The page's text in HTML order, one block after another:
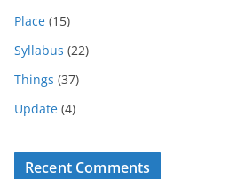
Place (15)
Syllabus (22)
Things (37)
Update (4)
Recent Comments